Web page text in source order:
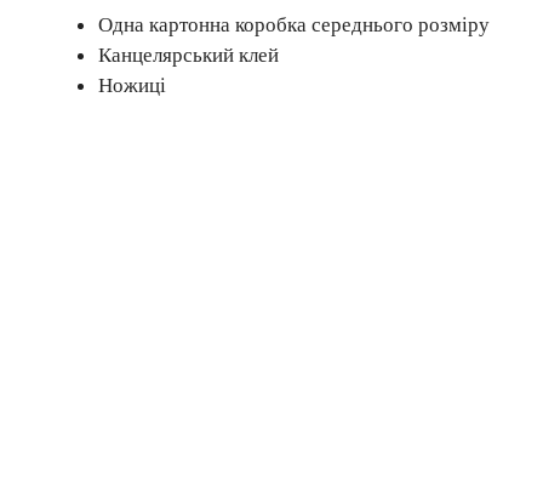
Одна картонна коробка середнього розміру
Канцелярський клей
Ножиці